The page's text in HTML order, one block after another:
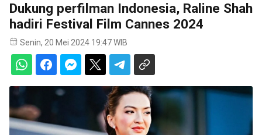
Dukung perfilman Indonesia, Raline Shah
hadiri Festival Film Cannes 2024
Senin, 20 Mei 2024 19:47 WIB